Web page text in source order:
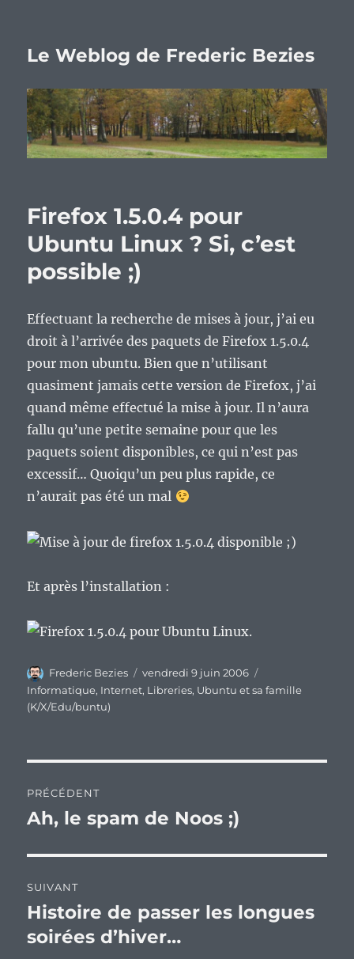
Le Weblog de Frederic Bezies
Firefox 1.5.0.4 pour
Ubuntu Linux ? Si, c’est
possible ;)
Effectuant la recherche de mises à jour, j’ai eu
droit à l’arrivée des paquets de Firefox 1.5.0.4
pour mon ubuntu. Bien que n’utilisant
quasiment jamais cette version de Firefox, j’ai
quand même effectué la mise à jour. Il n’aura
fallu qu’une petite semaine pour que les
paquets soient disponibles, ce qui n’est pas
excessif… Quoiqu’un peu plus rapide, ce
n’aurait pas été un mal
Et après l’installation :
Auteur
Frederic Bezies
Publié
le
vendredi 9 juin 2006
Informatique, Internet, Libreries, Ubuntu et sa famille
(K/X/Edu/buntu)
de
PRÉCÉDENT
Publication
Ah, le spam de Noos ;)
SUIVANT
Publication
suivante :
Histoire de passer les longues
soirées d’hiver…